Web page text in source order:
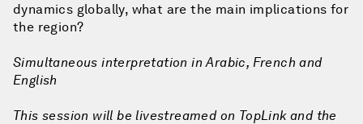
dynamics globally, what are the main implications for
the region?
Simultaneous interpretation in Arabic, French and
English
This session will be livestreamed on TopLink and the